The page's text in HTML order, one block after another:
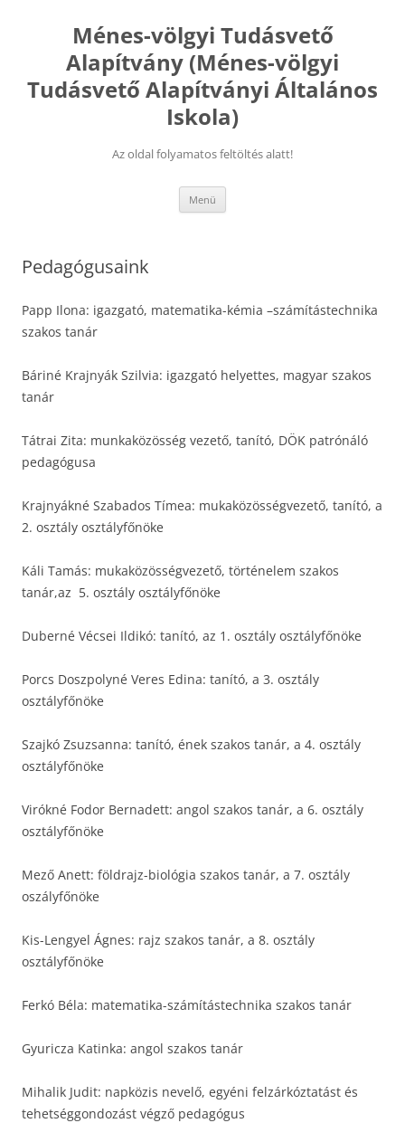
tartalombaMénes-völgyi Tudásvető
Alapítvány (Ménes-völgyi
Tudásvető Alapítványi Általános
Iskola)
Az oldal folyamatos feltöltés alatt!
Menü
Pedagógusaink
Papp Ilona: igazgató, matematika-kémia –számítástechnika
szakos tanár
Báriné Krajnyák Szilvia: igazgató helyettes, magyar szakos
tanár
Tátrai Zita: munkaközösség vezető, tanító, DÖK patrónáló
pedagógusa
Krajnyákné Szabados Tímea: mukaközösségvezető, tanító, a
2. osztály osztályfőnöke
Káli Tamás: mukaközösségvezető, történelem szakos
tanár,az 5. osztály osztályfőnöke
Duberné Vécsei Ildikó: tanító, az 1. osztály osztályfőnöke
Porcs Doszpolyné Veres Edina: tanító, a 3. osztály
osztályfőnöke
Szajkó Zsuzsanna: tanító, ének szakos tanár, a 4. osztály
osztályfőnöke
Virókné Fodor Bernadett: angol szakos tanár, a 6. osztály
osztályfőnöke
Mező Anett: földrajz-biológia szakos tanár, a 7. osztály
oszályfőnöke
Kis-Lengyel Ágnes: rajz szakos tanár, a 8. osztály
osztályfőnöke
Ferkó Béla: matematika-számítástechnika szakos tanár
Gyuricza Katinka: angol szakos tanár
Mihalik Judit: napközis nevelő, egyéni felzárkóztatást és
tehetséggondozást végző pedagógus